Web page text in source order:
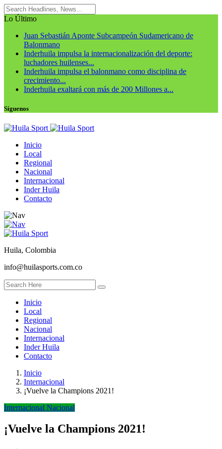
Lo Último
Juan Sebastián Aponte Subcampeón Sudamericano de
Balonmano
Inderhuila impulsa la internacionalización del deporte:
luchadores huilenses...
Inderhuila impulsa el balonmano como disciplina de
crecimiento...
Inderhuila exaltará con más de 200 Millones a...
Síguenos
Inicio
Local
Regional
Nacional
Internacional
Inder Huila
Contacto
Huila, Colombia
info@huilasports.com.co
Inicio
Local
Regional
Nacional
Internacional
Inder Huila
Contacto
Inicio
Internacional
¡Vuelve la Champions 2021!
Internacional Nacional
¡Vuelve la Champions 2021!